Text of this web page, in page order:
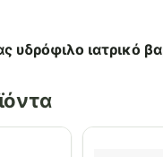
υδρόφιλο ιατρικό